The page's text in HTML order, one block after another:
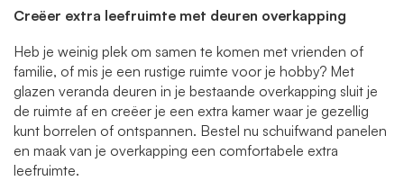
Creëer extra leefruimte met deuren overkapping
Heb je weinig plek om samen te komen met vrienden of
familie, of mis je een rustige ruimte voor je hobby? Met
glazen veranda deuren in je bestaande overkapping sluit je
de ruimte af en creëer je een extra kamer waar je gezellig
kunt borrelen of ontspannen. Bestel nu schuifwand panelen
en maak van je overkapping een comfortabele extra
leefruimte.